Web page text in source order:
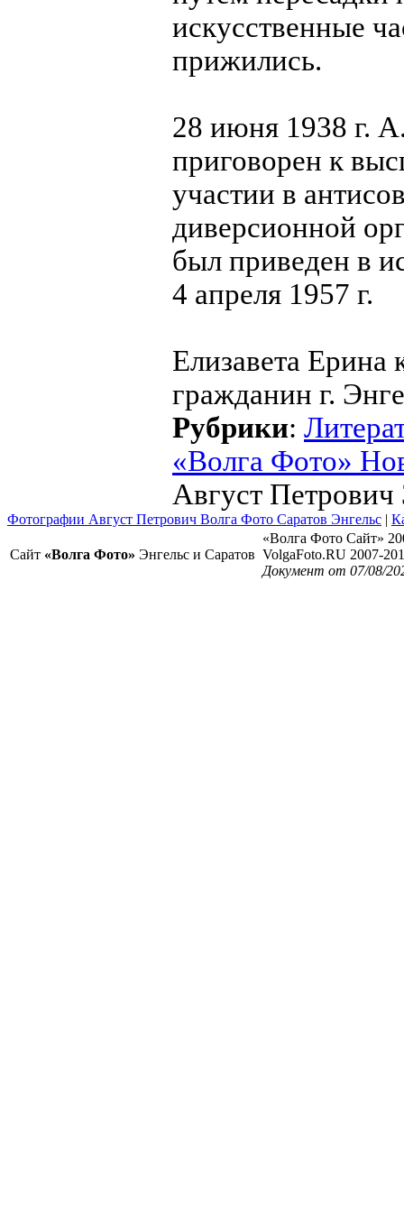
искусственные
прижились.
28 июня 1938 г.
приговорен к
участии в
диверсионной
был приведен в
4 апреля 1957 г.
Елизавета Eрина
гражданин г.
Рубрики:
«Волга Фото»
Август Петрович
Фотографии Август Петрович Волга Фото Саратов Энгельс |
Сайт «Волга Фото» Энгельс и Саратов
«Волга Фото Сайт»
VolgaFoto.RU 2007-
Документ от 07/08/